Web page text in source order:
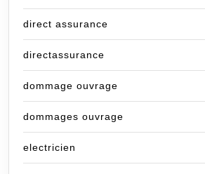
direct assurance
directassurance
dommage ouvrage
dommages ouvrage
electricien